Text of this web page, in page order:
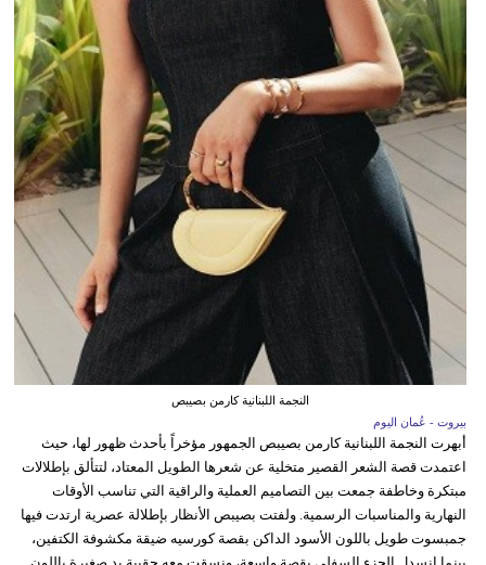
النجمة اللبنانية كارمن بصيبص
بيروت - عُمان اليوم
أبهرت النجمة اللبنانية كارمن بصيبص الجمهور مؤخراً بأحدث ظهور لها، حيث
اعتمدت قصة الشعر القصير متخلية عن شعرها الطويل المعتاد، لتتألق بإطلالات
مبتكرة وخاطفة جمعت بين التصاميم العملية والراقية التي تناسب الأوقات
النهارية والمناسبات الرسمية. ولفتت بصيبص الأنظار بإطلالة عصرية ارتدت فيها
جمبسوت طويل باللون الأسود الداكن بقصة كورسيه ضيقة مكشوفة الكتفين،